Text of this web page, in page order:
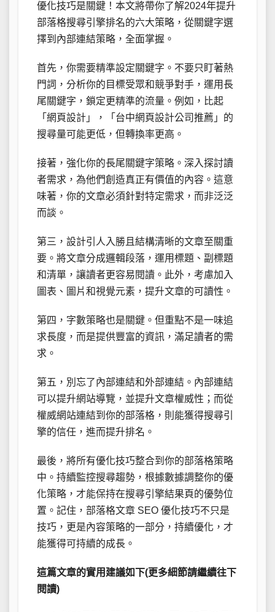
優化技巧是關鍵！本文將帶你了解2024年提升
部落格搜尋引擎排名的六大策略，從關鍵字選
擇到內部連結策略，全面掌握。
首先，你需要精準設定關鍵字。不要只盯著熱
門詞，分析你的目標受眾和競爭對手，運用長
尾關鍵字，鎖定更精準的流量。例如，比起
「網頁設計」，「台中網頁設計公司推薦」的
搜尋量可能更低，但轉換率更高。
接著，強化你的長尾關鍵字策略。深入探討讀
者需求，為他們創造真正有價值的內容。這意
味著，你的文章必須針對特定需求，而非泛泛
而談。
第三，設計引人入勝且結構清晰的文章至關重
要。將文章分成邏輯段落，運用標題、副標題
和清單，讓讀者更容易閱讀。此外，考慮加入
圖表、圖片和視覺元素，提升文章的可讀性。
第四，字數策略也是關鍵。但重點不是一味追
求長度，而是提供豐富的資訊，滿足讀者的需
求。
第五，別忘了內部連結和外部連結。內部連結
可以提升網站導覽，並提升文章權威性；而從
權威網站連結到你的部落格，則能獲得搜尋引
擎的信任，進而提升排名。
最後，將所有優化技巧整合到你的部落格策略
中。持續監控搜尋趨勢，根據數據調整你的優
化策略，才能保持在搜尋引擎結果頁的優勢位
置。記住，部落格文章 SEO 優化技巧不只是
技巧，更是內容策略的一部分，持續優化，才
能獲得可持續的成長。
這篇文章的實用建議如下(更多細節請繼續往下
閱讀)